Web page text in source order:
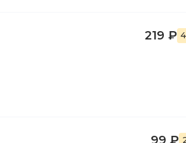
219 ₽
99 ₽